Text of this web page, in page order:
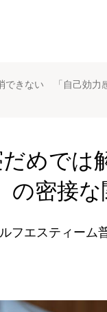
できない 「自己効力
だめで
の密接な
フエスティーム